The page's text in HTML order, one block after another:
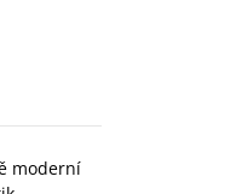
moderní